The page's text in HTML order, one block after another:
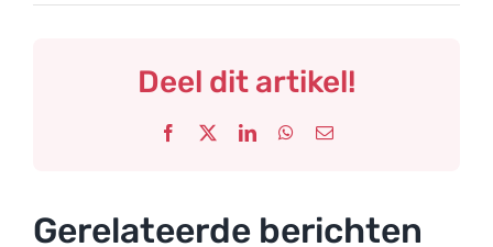
Deel dit artikel!
Facebook LinkedInWhatsApp
E-
Gerelateerde berichten